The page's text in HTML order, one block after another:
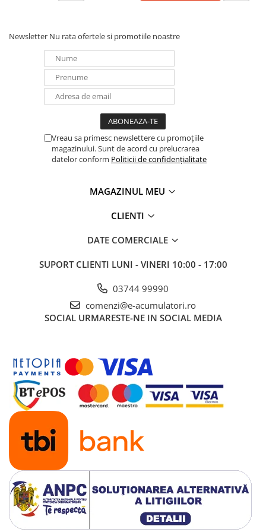
Racire/Incalzire
Statii energie portabile
Intrerupatoare si prize
Dulapuri pentru cablare
Sigurante
Tablouri electrice
Laptop & PC accesorii, baterii,
Solutii solare portabile
Lichidare de stoc
Statii de incarcare EV
OUTLET
Pompe de caldura
Newsletter Nu rata ofertele si promotiile noastre
Vreau sa primesc newslettere cu promoțiile
magazinului. Sunt de acord cu prelucrarea
datelor conform Politicii de confidențialitate
MAGAZINUL MEU
CLIENTI
DATE COMERCIALE
SUPORT CLIENTI LUNI - VINERI 10:00 - 17:00
03744 99990
comenzi@e-acumulatori.ro
SOCIAL URMARESTE-NE IN SOCIAL MEDIA